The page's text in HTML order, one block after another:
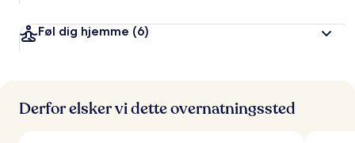
Føl dig hjemme (6)
Derfor elsker vi dette overnatningssted